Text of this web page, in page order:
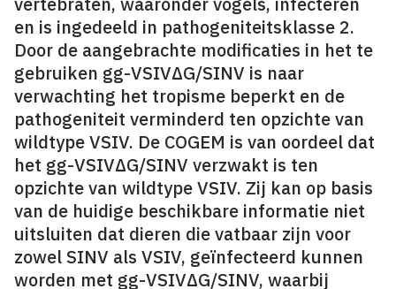
en is ingedeeld in pathogeniteitsklasse 2.
Door de aangebrachte modificaties in het te
gebruiken gg-VSIVΔG/SINV is naar
verwachting het tropisme beperkt en de
pathogeniteit verminderd ten opzichte van
wildtype VSIV. De COGEM is van oordeel dat
het gg-VSIVΔG/SINV verzwakt is ten
opzichte van wildtype VSIV. Zij kan op basis
van de huidige beschikbare informatie niet
uitsluiten dat dieren die vatbaar zijn voor
zowel SINV als VSIV, geïnfecteerd kunnen
worden met gg-VSIVΔG/SINV, waarbij